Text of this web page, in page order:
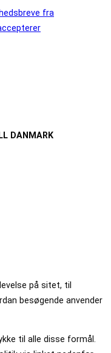
fra
DANMARK
på sitet, til
besøgende anvender
til alle disse formål.